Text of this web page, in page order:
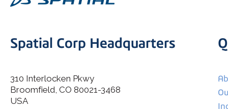
I agree to allow Spatial Corp to store and process my
Spatial Corp Headquarters
310 Interlocken Pkwy
Broomfield, CO 80021-3468
USA